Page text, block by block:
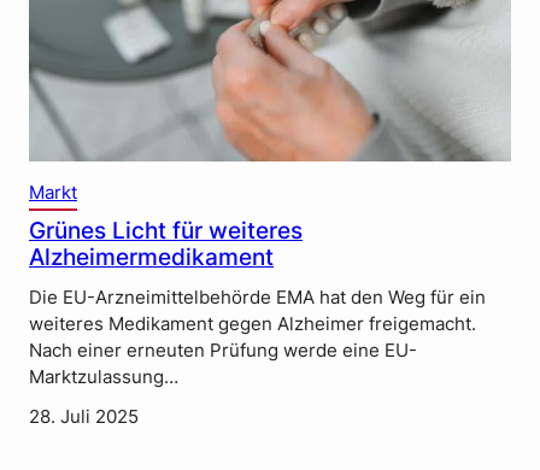
Markt
Grünes Licht für weiteres
Alzheimermedikament
Die EU-Arzneimittelbehörde EMA hat den Weg für ein
weiteres Medikament gegen Alzheimer freigemacht.
Nach einer erneuten Prüfung werde eine EU-
Marktzulassung…
28. Juli 2025